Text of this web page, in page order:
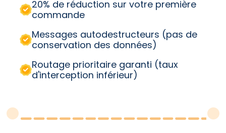
20% de réduction sur votre première
commande
Messages autodestructeurs (pas de
conservation des données)
Routage prioritaire garanti (taux
d'interception inférieur)